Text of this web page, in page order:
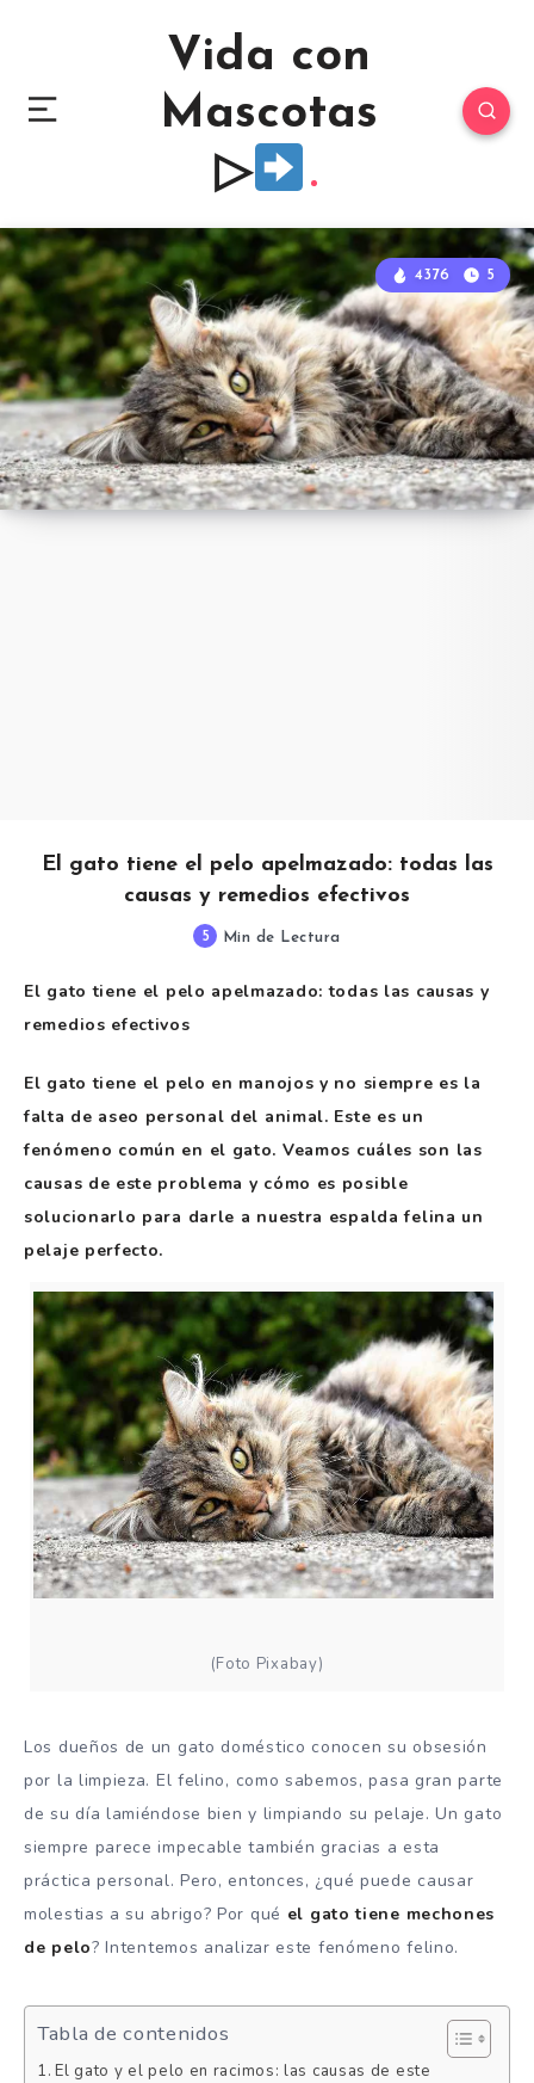
Vida con
Mascotas
▷
El gato tiene el pelo apelmazado: todas las
causas y remedios efectivos
4376 5
5 Min de Lectura
El gato tiene el pelo apelmazado: todas las causas y
remedios efectivos
El gato tiene el pelo en manojos y no siempre es la
falta de aseo personal del animal. Este es un
fenómeno común en el gato. Veamos cuáles son las
causas de este problema y cómo es posible
solucionarlo para darle a nuestra espalda felina un
pelaje perfecto.
(Foto Pixabay)
Los dueños de un gato doméstico conocen su obsesión
por la limpieza. El felino, como sabemos, pasa gran parte
de su día lamiéndose bien y limpiando su pelaje. Un gato
siempre parece impecable también gracias a esta
práctica personal. Pero, entonces, ¿qué puede causar
molestias a su abrigo? Por qué el gato tiene mechones
de pelo? Intentemos analizar este fenómeno felino.
Tabla de contenidos
El gato y el pelo en racimos: las causas de este